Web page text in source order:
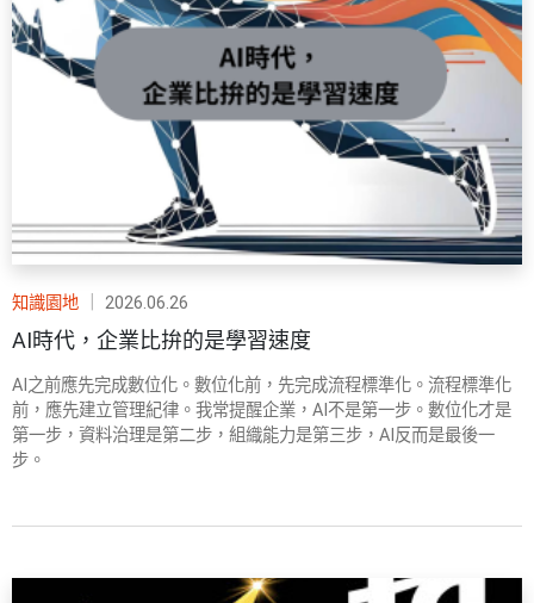
知識園地 2026.06.26
AI時代，企業比拚的是學習速度
AI之前應先完成數位化。數位化前，先完成流程標準化。流程標準化
前，應先建立管理紀律。我常提醒企業，AI不是第一步。數位化才是
第一步，資料治理是第二步，組織能力是第三步，AI反而是最後一
步。